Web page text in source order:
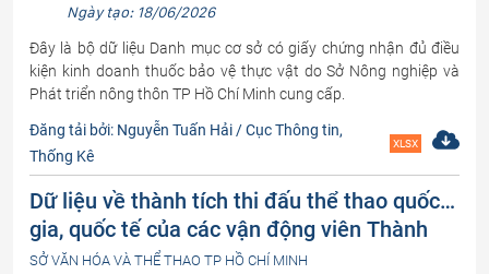
Ngày tạo: 18/06/2026
Đây là bộ dữ liệu Danh mục cơ sở có giấy chứng nhận đủ điều
kiện kinh doanh thuốc bảo vệ thực vật do Sở Nông nghiệp và
Phát triển nông thôn TP Hồ Chí Minh cung cấp.
Đăng tải bởi: Nguyễn Tuấn Hải / Cục Thông tin,
Thống Kê
XLSX
Dữ liệu về thành tích thi đấu thể thao quốc
gia, quốc tế của các vận động viên Thành
phố Hồ Chí Minh
SỞ VĂN HÓA VÀ THỂ THAO TP HỒ CHÍ MINH